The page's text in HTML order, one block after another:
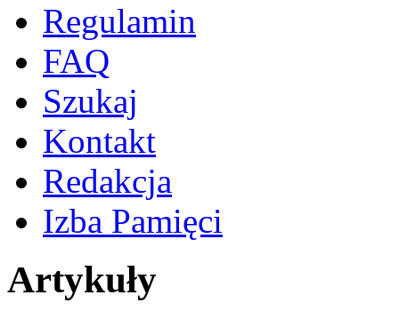
Regulamin
FAQ
Szukaj
Kontakt
Redakcja
Izba Pamięci
Artykuły